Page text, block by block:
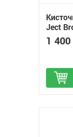
Ject
1 400